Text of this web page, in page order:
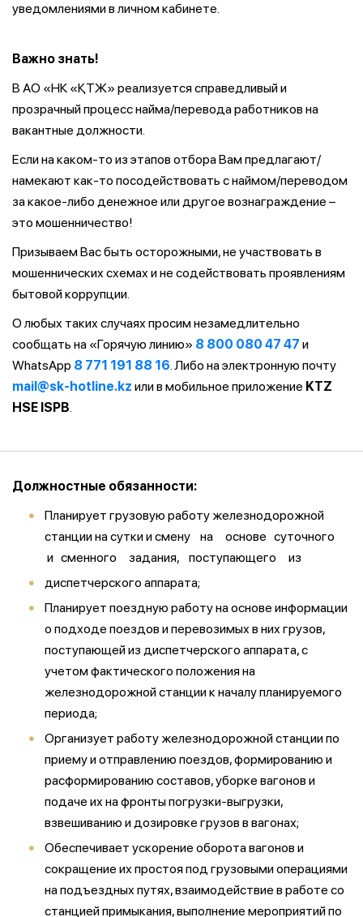
уведомлениями в личном кабинете.
Важно знать!
В АО «НК «ҚТЖ» реализуется справедливый и
прозрачный процесс найма/перевода работников на
вакантные должности.
Если на каком-то из этапов отбора Вам предлагают/
намекают как-то посодействовать с наймом/переводом
за какое-либо денежное или другое вознаграждение –
это мошенничество!
Призываем Вас быть осторожными, не участвовать в
мошеннических схемах и не содействовать проявлениям
бытовой коррупции.
О любых таких случаях просим незамедлительно
сообщать на «Горячую линию» 8 800 080 47 47 и
WhatsApp 8 771 191 88 16. Либо на электронную почту
mail@sk-hotline.kz или в мобильное приложение KTZ
HSE ISPB.
Должностные обязанности:
Планирует грузовую работу железнодорожной
станции на сутки и смену на основе суточного
и сменного задания, поступающего из
диспетчерского аппарата;
Планирует поездную работу на основе информации
о подходе поездов и перевозимых в них грузов,
поступающей из диспетчерского аппарата, с
учетом фактического положения на
железнодорожной станции к началу планируемого
периода;
Организует работу железнодорожной станции по
приему и отправлению поездов, формированию и
расформированию составов, уборке вагонов и
подаче их на фронты погрузки-выгрузки,
взвешиванию и дозировке грузов в вагонах;
Обеспечивает ускорение оборота вагонов и
сокращение их простоя под грузовыми операциями
на подъездных путях, взаимодействие в работе со
станцией примыкания, выполнение мероприятий по